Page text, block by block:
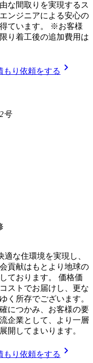
な間取りを実現するス
ンジニアによる安心の
ています。 ※お客様
り着工後の追加費用は
もり依頼をする chevron_right
号
な住環境を実現し、
貢献はもとより地球の
ております。 価格価
ストでお届けし、更な
く所存でございます。
につかみ、お客様の要
企業として、より一層
開してまいります。
もり依頼をする chevron_right